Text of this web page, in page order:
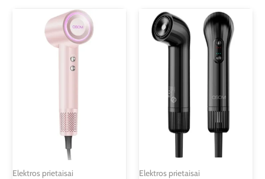
Elektros prietaisai Elektros prietaisai